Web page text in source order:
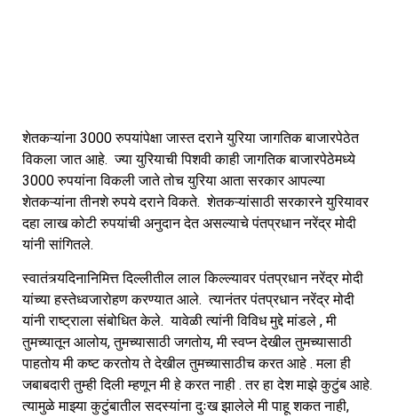
शेतकऱ्यांना 3000 रुपयांपेक्षा जास्त दराने युरिया जागतिक बाजारपेठेत
विकला जात आहे. ज्या युरियाची पिशवी काही जागतिक बाजारपेठेमध्ये
3000 रुपयांना विकली जाते तोच युरिया आता सरकार आपल्या
शेतकऱ्यांना तीनशे रुपये दराने विकते. शेतकऱ्यांसाठी सरकारने युरियावर
दहा लाख कोटी रुपयांची अनुदान देत असल्याचे पंतप्रधान नरेंद्र मोदी
यांनी सांगितले.
स्वातंत्र्यदिनानिमित्त दिल्लीतील लाल किल्ल्यावर पंतप्रधान नरेंद्र मोदी
यांच्या हस्तेध्वजारोहण करण्यात आले. त्यानंतर पंतप्रधान नरेंद्र मोदी
यांनी राष्ट्राला संबोधित केले. यावेळी त्यांनी विविध मुद्दे मांडले , मी
तुमच्यातून आलोय, तुमच्यासाठी जगतोय, मी स्वप्न देखील तुमच्यासाठी
पाहतोय मी कष्ट करतोय ते देखील तुमच्यासाठीच करत आहे . मला ही
जबाबदारी तुम्ही दिली म्हणून मी हे करत नाही . तर हा देश माझे कुटुंब आहे.
त्यामुळे माझ्या कुटुंबातील सदस्यांना दुःख झालेले मी पाहू शकत नाही,